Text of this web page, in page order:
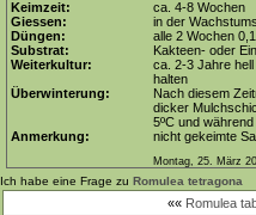
Keimzeit:
ca. 4-8 Wochen
Giessen:
in der
Düngen:
alle 2 Wochen
Substrat:
Kakteen- oder
Weiterkultur:
ca. 2-3 Jahre
halten
Überwinterung:
Nach diesem
dicker
5ºC und
Anmerkung:
nicht gekeimte
Montag, 25. März
Ich habe eine Frage zu Romulea tetragona
«« Romulea